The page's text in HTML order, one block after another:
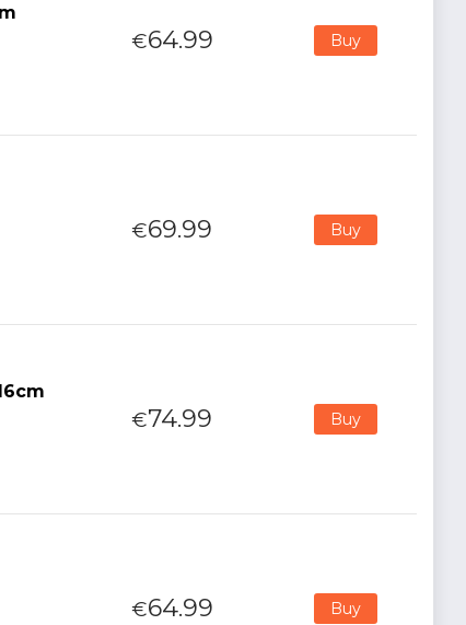
€64.99 Buy
€69.99 Buy
€74.99 Buy
€64.99 Buy